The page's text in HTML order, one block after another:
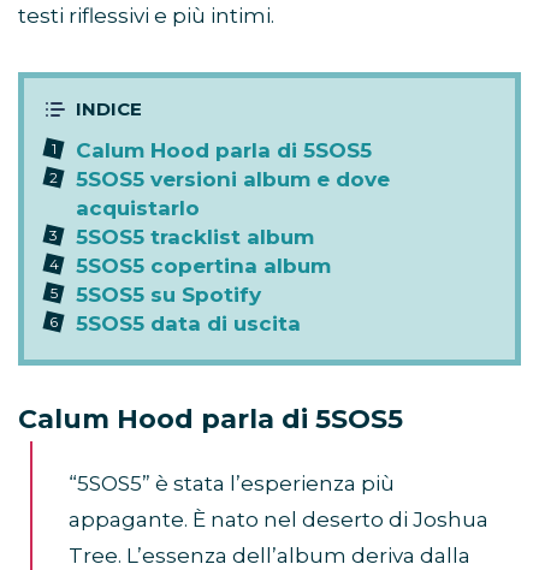
testi riflessivi e più intimi.
Calum Hood parla di 5SOS5
5SOS5 versioni album e dove
acquistarlo
5SOS5 tracklist album
5SOS5 copertina album
5SOS5 su Spotify
5SOS5 data di uscita
Calum Hood parla di 5SOS5
“5SOS5” è stata l’esperienza più
appagante. È nato nel deserto di Joshua
Tree. L’essenza dell’album deriva dalla